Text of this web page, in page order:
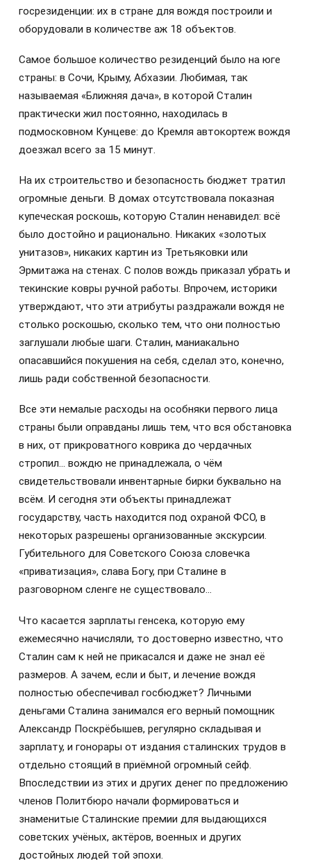
госрезиденции: их в стране для вождя построили и
оборудовали в количестве аж 18 объектов.
Самое большое количество резиденций было на юге
страны: в Сочи, Крыму, Абхазии. Любимая, так
называемая «Ближняя дача», в которой Сталин
практически жил постоянно, находилась в
подмосковном Кунцеве: до Кремля автокортеж вождя
доезжал всего за 15 минут.
На их строительство и безопасность бюджет тратил
огромные деньги. В домах отсутствовала показная
купеческая роскошь, которую Сталин ненавидел: всё
было достойно и рационально. Никаких «золотых
унитазов», никаких картин из Третьяковки или
Эрмитажа на стенах. С полов вождь приказал убрать и
текинские ковры ручной работы. Впрочем, историки
утверждают, что эти атрибуты раздражали вождя не
столько роскошью, сколько тем, что они полностью
заглушали любые шаги. Сталин, маниакально
опасавшийся покушения на себя, сделал это, конечно,
лишь ради собственной безопасности.
Все эти немалые расходы на особняки первого лица
страны были оправданы лишь тем, что вся обстановка
в них, от прикроватного коврика до чердачных
стропил… вождю не принадлежала, о чём
свидетельствовали инвентарные бирки буквально на
всём. И сегодня эти объекты принадлежат
государству, часть находится под охраной ФСО, в
некоторых разрешены организованные экскурсии.
Губительного для Советского Союза словечка
«приватизация», слава Богу, при Сталине в
разговорном сленге не существовало…
Что касается зарплаты генсека, которую ему
ежемесячно начисляли, то достоверно известно, что
Сталин сам к ней не прикасался и даже не знал её
размеров. А зачем, если и быт, и лечение вождя
полностью обеспечивал госбюджет? Личными
деньгами Сталина занимался его верный помощник
Александр Поскрёбышев, регулярно складывая и
зарплату, и гонорары от издания сталинских трудов в
отдельно стоящий в приёмной огромный сейф.
Впоследствии из этих и других денег по предложению
членов Политбюро начали формироваться и
знаменитые Сталинские премии для выдающихся
советских учёных, актёров, военных и других
достойных людей той эпохи.